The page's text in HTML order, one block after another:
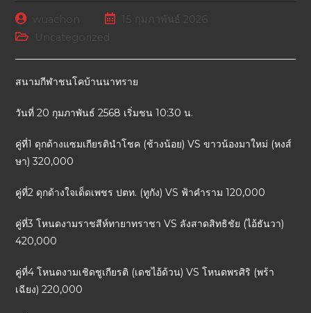
Uncategorized
สนามกีฬาชนโคบ้านนาทราย
วันที่ 20 กุมภาพันธ์ 2568 เริ่มชน 10:30 น.
คู่ที่1 ดุกด้างแซมเกียรตินำโชค (ช้างน้อย) VS ขาวน้องมาใหม่ (หงส์
ษา) 320,000
คู่ที่2 ดุกด้างใจเด็ดเพชร ปตท. (ทูกัง) VS ฟ้าคำราม 120,000
คู่ที่3 โหนดงามราชสีห์ทายาทราชา VS ลังสาดสิทธิชัย (ไอ้ธันวา)
420,000
คู่ที่4 โหนดงามเชิดชูเกียรติ (เดชไอ้ด้วน) VS โหนดพรศิริ (พร้า
เฉียง) 220,000